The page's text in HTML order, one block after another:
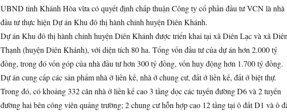
UBND tỉnh Khánh Hòa vừa có quyết định chấp thuận Công ty cổ phần đầu tư VCN là nhà
đầu tư thực hiện Dự án Khu đô thị hành chính huyện Diên Khánh.
Dự án Khu đô thị hành chính huyện Diên Khánh được triển khai tại xã Diên Lạc và xã Diên
Thạnh (huyện Diên Khánh), với diện tích 80 ha. Tổng vốn đầu tư của dự án hơn 2.000 tỷ
đồng, trong đó vốn góp của nhà đầu tư hơn 300 tỷ đồng, vốn huy động hơn 1.700 tỷ đồng.
Dự án cung cấp các sản phẩm nhà ở liền kế, nhà ở chung cư, đất ở liền kế, đất ở biệt thự.
Trong đó, có khoảng 332 căn nhà ở liền kế cao 3 tầng dọc các tuyến đường D6 và 2 tuyến
đường hai bên công viên quảng trường; 2 chung cư hỗn hợp cao 12 tầng tại ô đất D1 và ô